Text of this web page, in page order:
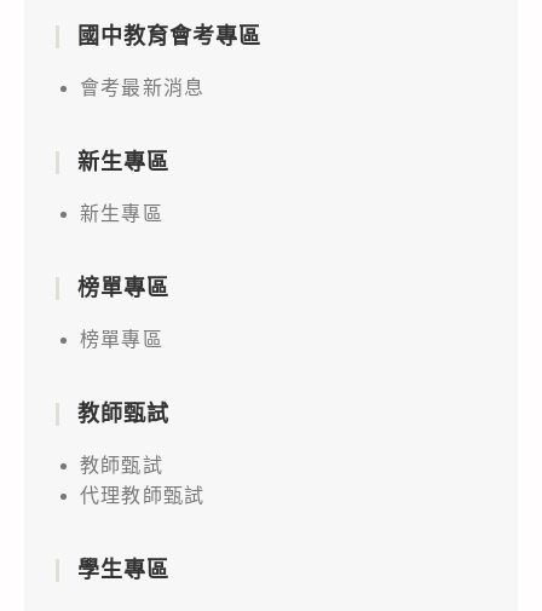
國中教育會考專區
會考最新消息
新生專區
新生專區
榜單專區
榜單專區
教師甄試
教師甄試
代理教師甄試
學生專區